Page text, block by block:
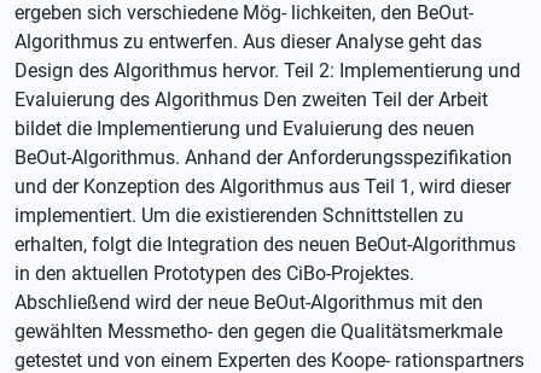
ergeben sich verschiedene Mög- lichkeiten, den BeOut-
Algorithmus zu entwerfen. Aus dieser Analyse geht das
Design des Algorithmus hervor. Teil 2: Implementierung und
Evaluierung des Algorithmus Den zweiten Teil der Arbeit
bildet die Implementierung und Evaluierung des neuen
BeOut-Algorithmus. Anhand der Anforderungsspezifikation
und der Konzeption des Algorithmus aus Teil 1, wird dieser
implementiert. Um die existierenden Schnittstellen zu
erhalten, folgt die Integration des neuen BeOut-Algorithmus
in den aktuellen Prototypen des CiBo-Projektes.
Abschließend wird der neue BeOut-Algorithmus mit den
gewählten Messmetho- den gegen die Qualitätsmerkmale
getestet und von einem Experten des Koope- rationspartners